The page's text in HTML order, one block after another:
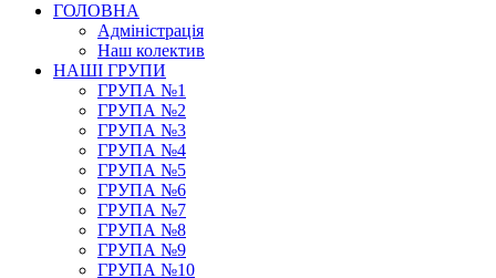
ГОЛОВНА
Адміністрація
Наш колектив
НАШІ ГРУПИ
ГРУПА №1
ГРУПА №2
ГРУПА №3
ГРУПА №4
ГРУПА №5
ГРУПА №6
ГРУПА №7
ГРУПА №8
ГРУПА №9
ГРУПА №10